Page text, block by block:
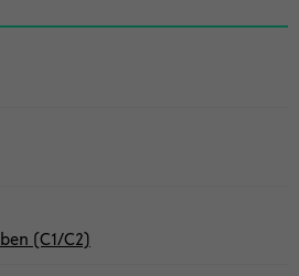
(C1/C2)